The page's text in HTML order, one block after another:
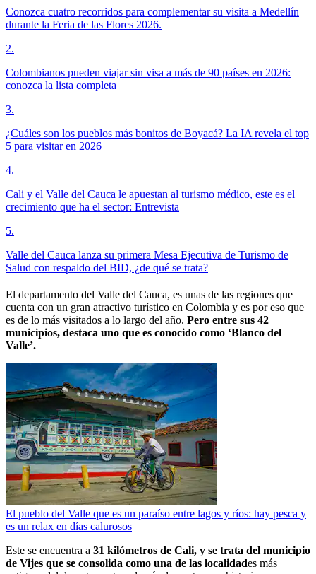
Conozca cuatro recorridos para complementar su visita a Medellín
durante la Feria de las Flores 2026.
2.
Colombianos pueden viajar sin visa a más de 90 países en 2026:
conozca la lista completa
3.
¿Cuáles son los pueblos más bonitos de Boyacá? La IA revela el top
5 para visitar en 2026
4.
Cali y el Valle del Cauca le apuestan al turismo médico, este es el
crecimiento que ha el sector: Entrevista
5.
Valle del Cauca lanza su primera Mesa Ejecutiva de Turismo de
Salud con respaldo del BID, ¿de qué se trata?
El departamento del Valle del Cauca, es unas de las regiones que
cuenta con un gran atractivo turístico en Colombia y es por eso que
es de lo más visitados a lo largo del año. Pero entre sus 42
municipios, destaca uno que es conocido como ‘Blanco del
Valle’.
El pueblo del Valle que es un paraíso entre lagos y ríos: hay pesca y
es un relax en días calurosos
Este se encuentra a 31 kilómetros de Cali, y se trata del municipio
de Vijes que se consolida como una de las localidades más